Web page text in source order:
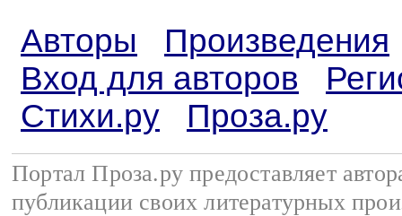
Авторы
Произведения
Вход для авторов
Стихи.ру
Проза.ру
Портал Проза.ру предоставляет
публикации своих литературных